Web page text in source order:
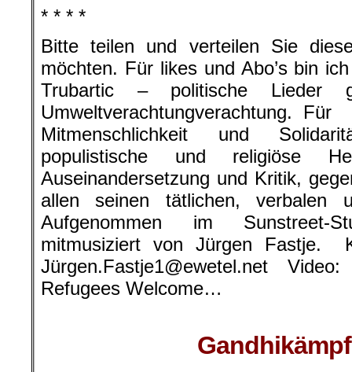
* * * *
Bitte teilen und verteilen Sie
möchten. Für likes und Abo’s bin
Trubartic – politische Lieder
Umweltverachtungverachtung.
Mitmenschlichkeit und
populistische und religiöse
Auseinandersetzung und Kritik,
allen seinen tätlichen,
Aufgenommen im Sunstreet-
mitmusiziert von Jürgen Fastje.
Jürgen.Fastje1@ewetel.net
Refugees Welcome…